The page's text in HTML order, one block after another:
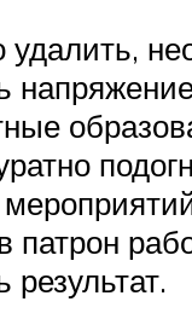
удалить,
патрон
результат.